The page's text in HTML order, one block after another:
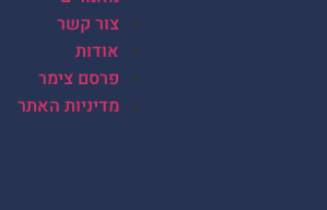
צור קשר
אודות
פרסם צימר
מדיניות האתר